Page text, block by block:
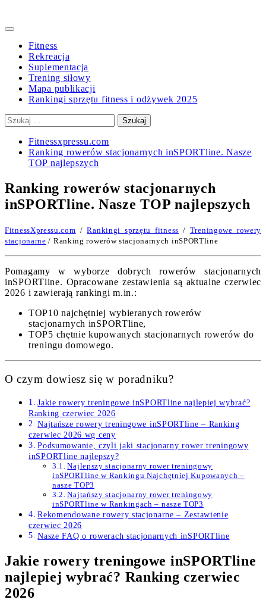
Primary
Fitness
Rekreacja
Suplementacja
Trening siłowy
Mapa publikacji
Rankingi sprzętu fitness i odżywek 2025
Szukaj:
Fitnessxpressu.com
Ranking rowerów stacjonarnych inSPORTline. Nasze
TOP najlepszych
Ranking rowerów stacjonarnych
inSPORTline. Nasze TOP najlepszych
FitnessXpressu.com /Rankingi sprzętu fitness / Treningowe rowery
stacjonarne / Ranking rowerów stacjonarnych inSPORTline
Pomagamy w wyborze dobrych rowerów stacjonarnych
inSPORTline. Opracowane zestawienia są aktualne czerwiec
2026 i zawierają rankingi m.in.:
TOP10 najchętniej wybieranych rowerów
stacjonarnych inSPORTline,
TOP5 chętnie kupowanych stacjonarnych rowerów do
treningu domowego.
O czym dowiesz się w poradniku?
Jakie rowery treningowe inSPORTline najlepiej wybrać?
Ranking czerwiec 2026
Najtańsze rowery treningowe inSPORTline – Ranking
czerwiec 2026 wg ceny
Podsumowanie, czyli jaki stacjonarny rower treningowy
inSPORTline najlepszy?
Najlepszy stacjonarny rower treningowy
inSPORTline w Rankingu Najchętniej Kupowanych –
nasze TOP3
Najtańszy stacjonarny rower treningowy
inSPORTline w Rankingach – nasze TOP3
Rekomendowane rowery stacjonarne – Zestawienie
czerwiec 2026
Nasze FAQ o rowerach stacjonarnych inSPORTline
Jakie rowery treningowe inSPORTline
najlepiej wybrać? Ranking czerwiec
2026